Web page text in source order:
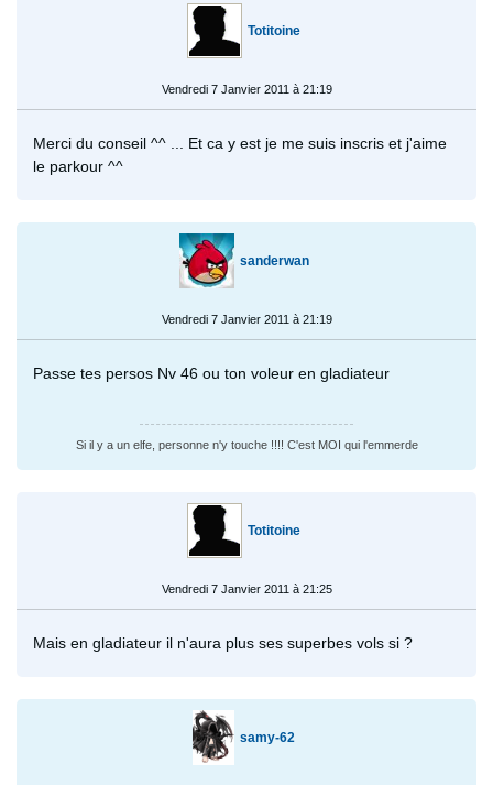
Totitoine
Vendredi 7 Janvier 2011 à 21:19
Merci du conseil ^^ ... Et ca y est je me suis inscris et j'aime
le parkour ^^
sanderwan
Vendredi 7 Janvier 2011 à 21:19
Passe tes persos Nv 46 ou ton voleur en gladiateur
Si il y a un elfe, personne n'y touche !!!! C'est MOI qui l'emmerde
Totitoine
Vendredi 7 Janvier 2011 à 21:25
Mais en gladiateur il n'aura plus ses superbes vols si ?
samy-62